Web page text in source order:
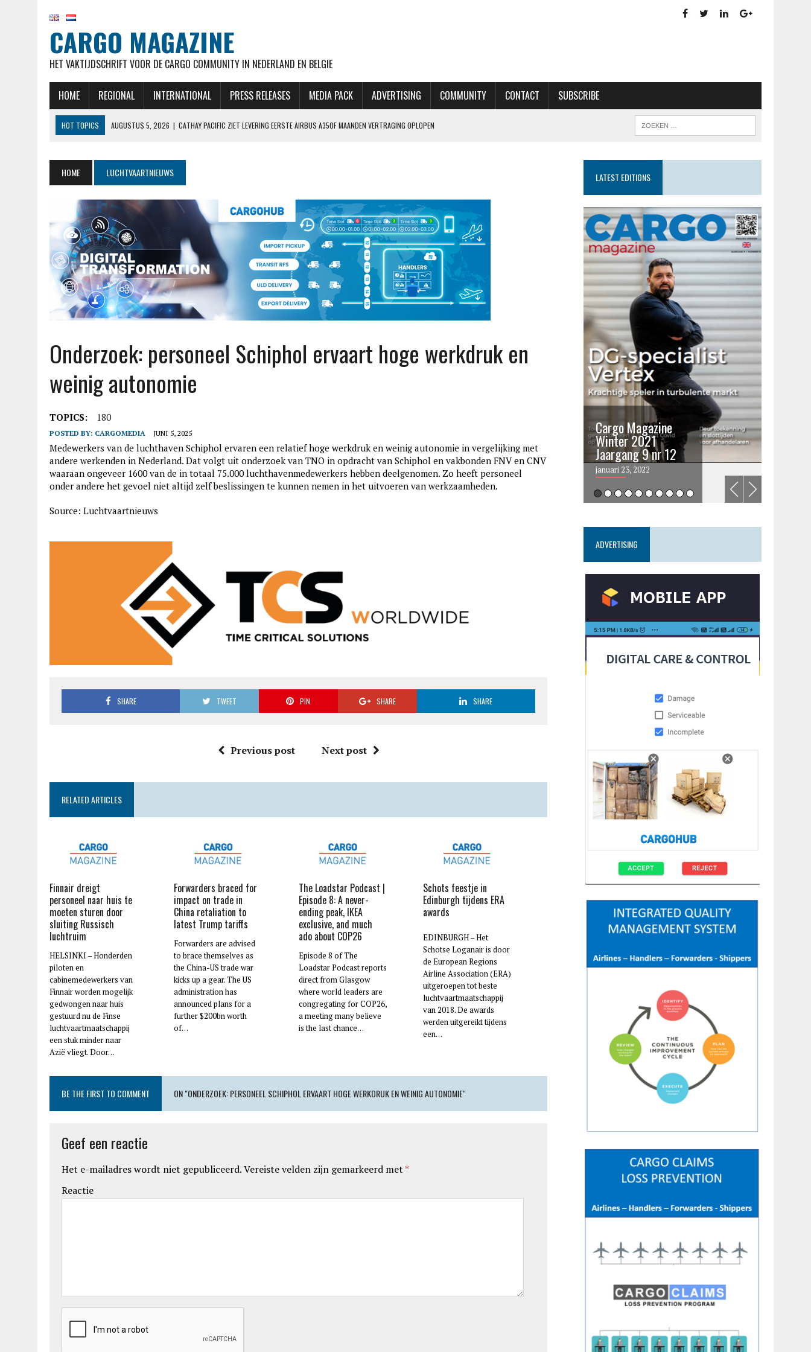
CARGO MAGAZINE
HET VAKTIJDSCHRIFT VOOR DE CARGO COMMUNITY IN NEDERLAND EN BELGIE
HOME REGIONAL INTERNATIONAL PRESS RELEASES MEDIA PACK ADVERTISING COMMUNITY CONTACT SUBSCRIBE
HOT TOPICS AUGUSTUS 5, 2026 | CATHAY PACIFIC ZIET LEVERING EERSTE AIRBUS A350F MAANDEN VERTRAGING OPLOPEN
AUGUSTUS 5, 2026 | OEKRAÏENSE ANTONOV MOGELIJK ONTSNAPT AAN AANSLAG OP LUCHTHAVEN LEIPZIG
AUGUSTUS 5, 2026 | RAAMSTOELTJE IN DE BUSINESSCLASS? BIJ LUFTHANSA KOST DAT 170 EURO EXTRA
HOME LUCHTVAARTNIEUWS
Onderzoek: personeel Schiphol ervaart hoge werkdruk en
weinig autonomie
TOPICS: 180
POSTED BY: CARGOMEDIA JUNI 5, 2025
Medewerkers van de luchthaven Schiphol ervaren een relatief hoge werkdruk en weinig autonomie in vergelijking met
andere werkenden in Nederland. Dat volgt uit onderzoek van TNO in opdracht van Schiphol en vakbonden FNV en CNV
waaraan ongeveer 1600 van de in totaal 75.000 luchthavenmedewerkers hebben deelgenomen. Zo heeft personeel
onder andere het gevoel niet altijd zelf beslissingen te kunnen nemen in het uitvoeren van werkzaamheden.
Source: Luchtvaartnieuws
SHARE TWEET PIN SHARE SHARE
Previous post Next post
RELATED ARTICLES
Finnair dreigt
personeel naar huis te
moeten sturen door
sluiting Russisch
luchtruim
HELSINKI – Honderden
piloten en
cabinemedewerkers van
Finnair worden mogelijk
gedwongen naar huis
gestuurd nu de Finse
luchtvaartmaatschappij
een stuk minder naar
Azië vliegt. Door…
Forwarders braced for
impact on trade in
China retaliation to
latest Trump tariffs
Forwarders are advised
to brace themselves as
the China-US trade war
kicks up a gear. The US
administration has
announced plans for a
further $200bn worth
of…
The Loadstar Podcast |
Episode 8: A never-
ending peak, IKEA
exclusive, and much
ado about COP26
Episode 8 of The
Loadstar Podcast reports
direct from Glasgow
where world leaders are
congregating for COP26,
a meeting many believe
is the last chance…
Schots feestje in
Edinburgh tijdens ERA
awards
EDINBURGH – Het
Schotse Loganair is door
de European Regions
Airline Association (ERA)
uitgeroepen tot beste
luchtvaartmaatschappij
van 2018. De awards
werden uitgereikt tijdens
een…
BE THE FIRST TO COMMENT ON "ONDERZOEK: PERSONEEL SCHIPHOL ERVAART HOGE WERKDRUK EN WEINIG AUTONOMIE"
Geef een reactie
Het e-mailadres wordt niet gepubliceerd.Vereiste velden zijn gemarkeerd met *
Reactie
LATEST EDITIONS
edition3
januari 27, 2017
Cargo Magazine
Winter 2021
Jaargang 9 nr 12
januari 23, 2022
ADVERTISING